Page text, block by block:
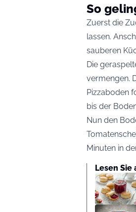
So
Zuerst die
lassen.
sauberen
Die
vermengen.
Pizzaboden
bis der
Nun den
Minuten in
Lesen Sie